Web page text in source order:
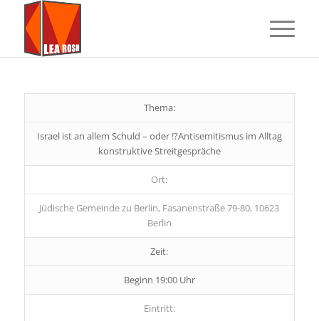
Thema:
Israel ist an allem Schuld – oder !?Antisemitismus im Alltag
konstruktive Streitgespräche
Ort:
Jüdische Gemeinde zu Berlin, Fasanenstraße 79-80, 10623
Berlin
Zeit:
Beginn 19:00 Uhr
Eintritt: